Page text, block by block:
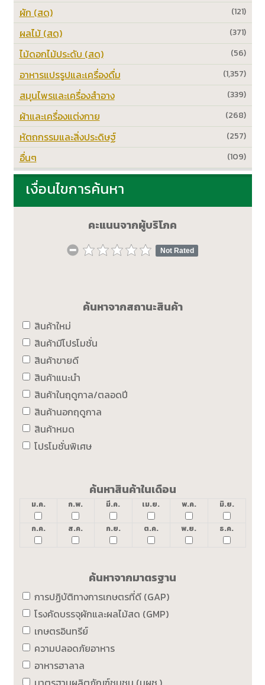
(121)
ผัก (สด)
(371)
ผลไม้ (สด)
(56)
ไม้ดอกไม้ประดับ (สด)
(1,357)
อาหารแปรรูปและเครื่องดื่ม
(339)
สมุนไพรและเครื่องสำอาง
(268)
ผ้าและเครื่องแต่งกาย
(257)
หัตถกรรมและสิ่งประดิษฐ์
(109)
อื่นๆ
เงื่อนไขการค้นหา
คะแนนจากผู้บริโภค
Not Rated
ค้นหาจากสถานะสินค้า
สินค้าใหม่
สินค้ามีโปรโมชั่น
สินค้าขายดี
สินค้าแนะนำ
สินค้าในฤดูกาล/ตลอดปี
สินค้านอกฤดูกาล
สินค้าหมด
โปรโมชั่นพิเศษ
ค้นหาสินค้าในเดือน
ม.ค. ก.พ. มี.ค. เม.ย. พ.ค. มิ.ย.
ก.ค. ส.ค. ก.ย. ต.ค. พ.ย. ธ.ค.
ค้นหาจากมาตรฐาน
การปฏิบัติทางการเกษตรที่ดี (GAP)
โรงคัดบรรจุผักและผลไม้สด (GMP)
เกษตรอินทรีย์
ความปลอดภัยอาหาร
อาหารฮาลาล